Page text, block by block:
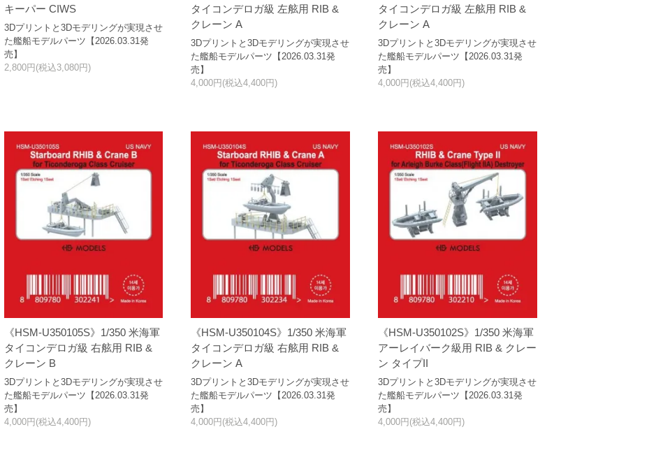
キーパー CIWS
3Dプリントと3Dモデリングが実現させ
た艦船モデルパーツ【2026.03.31発
売】
2,800円(税込3,080円)
タイコンデロガ級 左舷用 RIB &
クレーン A
3Dプリントと3Dモデリングが実現させ
た艦船モデルパーツ【2026.03.31発
売】
4,000円(税込4,400円)
タイコンデロガ級 左舷用 RIB &
クレーン A
3Dプリントと3Dモデリングが実現させ
た艦船モデルパーツ【2026.03.31発
売】
4,000円(税込4,400円)
《HSM-U350105S》1/350 米海軍
タイコンデロガ級 右舷用 RIB &
クレーン B
3Dプリントと3Dモデリングが実現させ
た艦船モデルパーツ【2026.03.31発
売】
4,000円(税込4,400円)
《HSM-U350104S》1/350 米海軍
タイコンデロガ級 右舷用 RIB &
クレーン A
3Dプリントと3Dモデリングが実現させ
た艦船モデルパーツ【2026.03.31発
売】
4,000円(税込4,400円)
《HSM-U350102S》1/350 米海軍
アーレイバーク級用 RIB & クレー
ン タイプII
3Dプリントと3Dモデリングが実現させ
た艦船モデルパーツ【2026.03.31発
売】
4,000円(税込4,400円)